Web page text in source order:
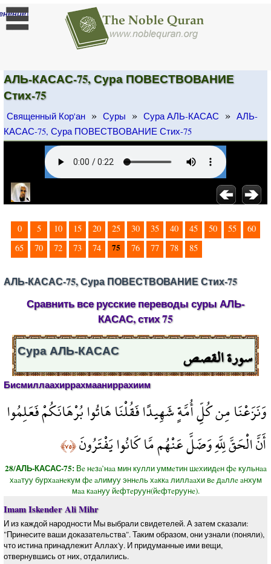
]
АЛЬ-КАСАС-75, Сура ПОВЕСТВОВАНИЕ
Стих-75
Священный Кор'ан » Суры » Сура АЛЬ-КАСАС » АЛЬ-
КАСАС-75, Сура ПОВЕСТВОВАНИЕ Стих-75
0 5 10 15 20 25 30 35 40 45 50 55
60
65
70 72 73 74 75 76 77 78 85
АЛЬ-КАСАС-75, Сура ПОВЕСТВОВАНИЕ Стих-75
Сравнить все русские переводы суры АЛЬ-
КАСАС, стих 75
سورة القصص Сура АЛЬ-КАСАС
Бисмиллаахиррахмааниррахиим
وَنَزَعْنَا مِن كُلِّ أُمَّةٍ شَهِيدًا فَقُلْنَا هَاتُوا بُرْهَانَكُمْ فَعَلِمُوا
أَنَّ الْحَقَّ لِلَّهِ وَضَلَّ عَنْهُم مَّا كَانُوا يَفْتَرُونَ﴿٧٥﴾
28/АЛЬ-КАСАС-75: Вe нeзa’нaa мин кулли уммeтин шeхиидeн фe кульнaa
хaaтуу бурхaaнeкум фe aлимуу эннeль хaккa лиллaaхи вe дaллe aнхум
мaa кaaнуу йeфтeруун(йeфтeруунe).
Imam Iskender Ali Mihr
И из каждой народности Мы выбрали свидетелей. А затем сказали:
"Принесите ваши доказательства". Таким образом, они узнали (поняли),
что истина принадлежит Аллах'у. И придуманные ими вещи,
отвернувшись от них, отдалились.